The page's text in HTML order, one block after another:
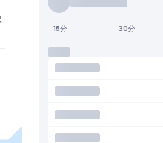
15分 30分